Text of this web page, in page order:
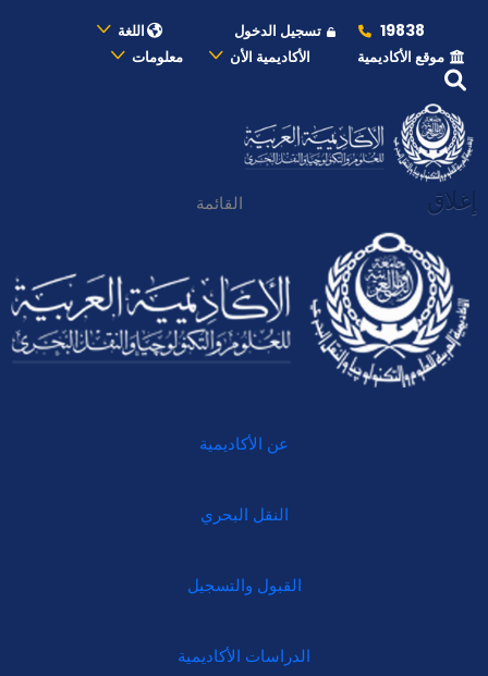
19838 تسجيل الدخول
اللغة
موقع الأكاديمية
الأكاديمية الأن معلومات
إغلاق القائمة
عن الأكاديمية
النقل البحري
القبول والتسجيل
الدراسات الأكاديمية